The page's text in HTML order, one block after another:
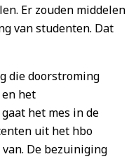
Er zouden middelen
van studenten. Dat
die doorstroming
het
het mes in de
uit het hbo
De bezuiniging